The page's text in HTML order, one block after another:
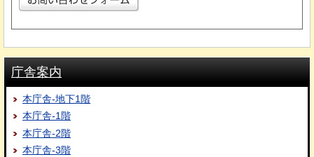
庁舎案内
本庁舎-地下1階
本庁舎-1階
本庁舎-2階
本庁舎-3階